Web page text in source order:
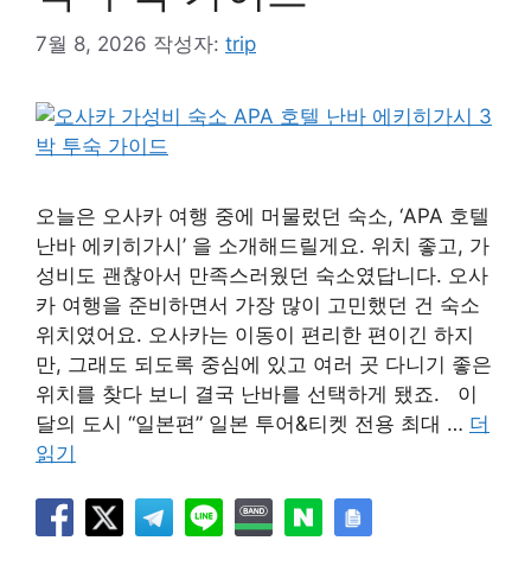
7월 8, 2026 작성자: trip
오늘은 오사카 여행 중에 머물렀던 숙소, ‘APA 호텔
난바 에키히가시’ 을 소개해드릴게요. 위치 좋고, 가
성비도 괜찮아서 만족스러웠던 숙소였답니다. 오사
카 여행을 준비하면서 가장 많이 고민했던 건 숙소
위치였어요. 오사카는 이동이 편리한 편이긴 하지
만, 그래도 되도록 중심에 있고 여러 곳 다니기 좋은
위치를 찾다 보니 결국 난바를 선택하게 됐죠. 이
달의 도시 “일본편” 일본 투어&티켓 전용 최대 … 더
읽기